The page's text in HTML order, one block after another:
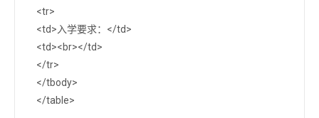
<tr>
<td>入学要求：</td>
<td><br></td>
</tr>
</tbody>
</table>